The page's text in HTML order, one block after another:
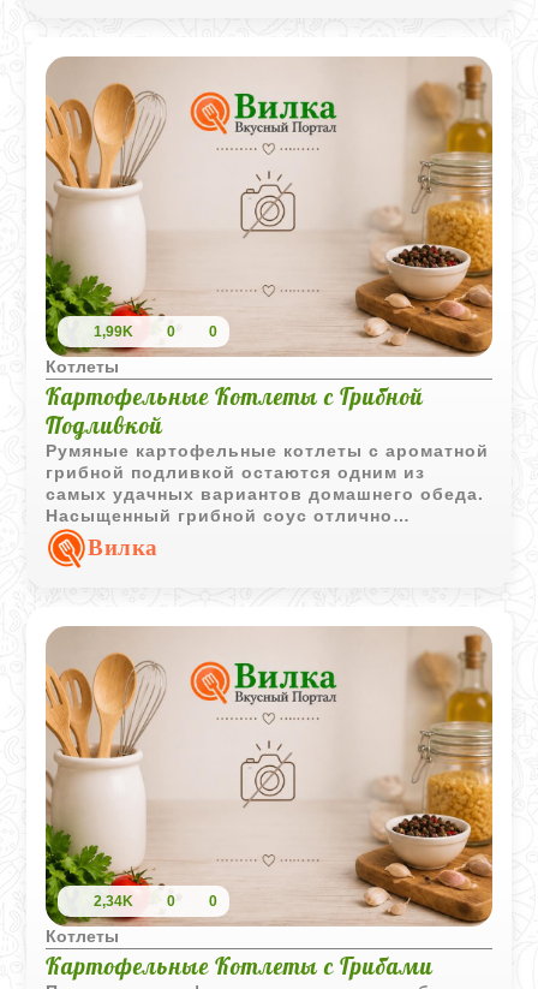
обжарить лук, именно он дает тот самый
правильный аромат, который собирает всех
на кухне еще до того, как тарелки окажутся
на столе.
1,99K 0 0
Котлеты
Картофельные Котлеты с Грибной
Подливкой
Румяные картофельные котлеты с ароматной
грибной подливкой остаются одним из
самых удачных вариантов домашнего обеда.
Насыщенный грибной соус отлично
дополняет мягкую картофельную основу и
делает блюдо особенно аппетитным.
Вилка
2,34K 0 0
Котлеты
Картофельные Котлеты с Грибами